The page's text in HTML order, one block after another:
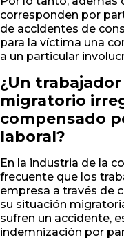
corresponden por
de accidentes de
para la víctima una
a un particular
¿Un
migratorio
compensado
laboral?
En la industria de la
frecuente que los
empresa a través de
su situación
sufren un accidente,
indemnización por